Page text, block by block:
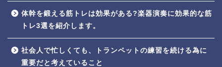
体幹を鍛える筋トレは効果がある?楽器演奏に効果的な筋
トレ3選を紹介します。
社会人で忙しくても、トランペットの練習を続ける為に
重要だと考えていること